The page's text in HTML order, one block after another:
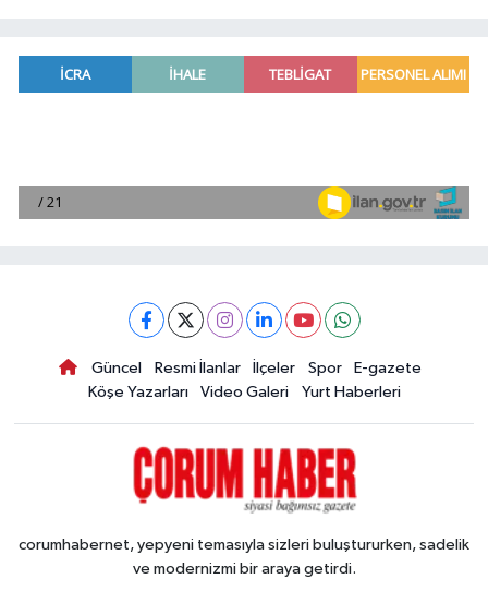
Güncel Resmi İlanlar İlçeler Spor
E-gazete
Köşe Yazarları
Video Galeri Yurt Haberleri
corumhabernet, yepyeni temasıyla sizleri buluştururken, sadelik
ve modernizmi bir araya getirdi.